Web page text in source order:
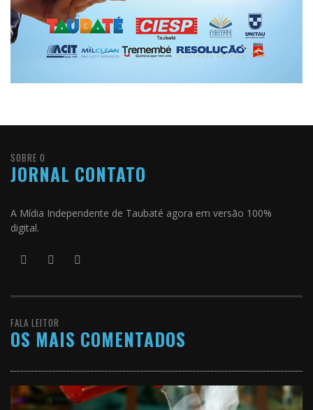
SOBRE O
JORNAL CONTATO
A Mídia Independente de Taubaté agora em versão 100%
digital.
FALA LEITOR
OS MAIS COMENTADOS